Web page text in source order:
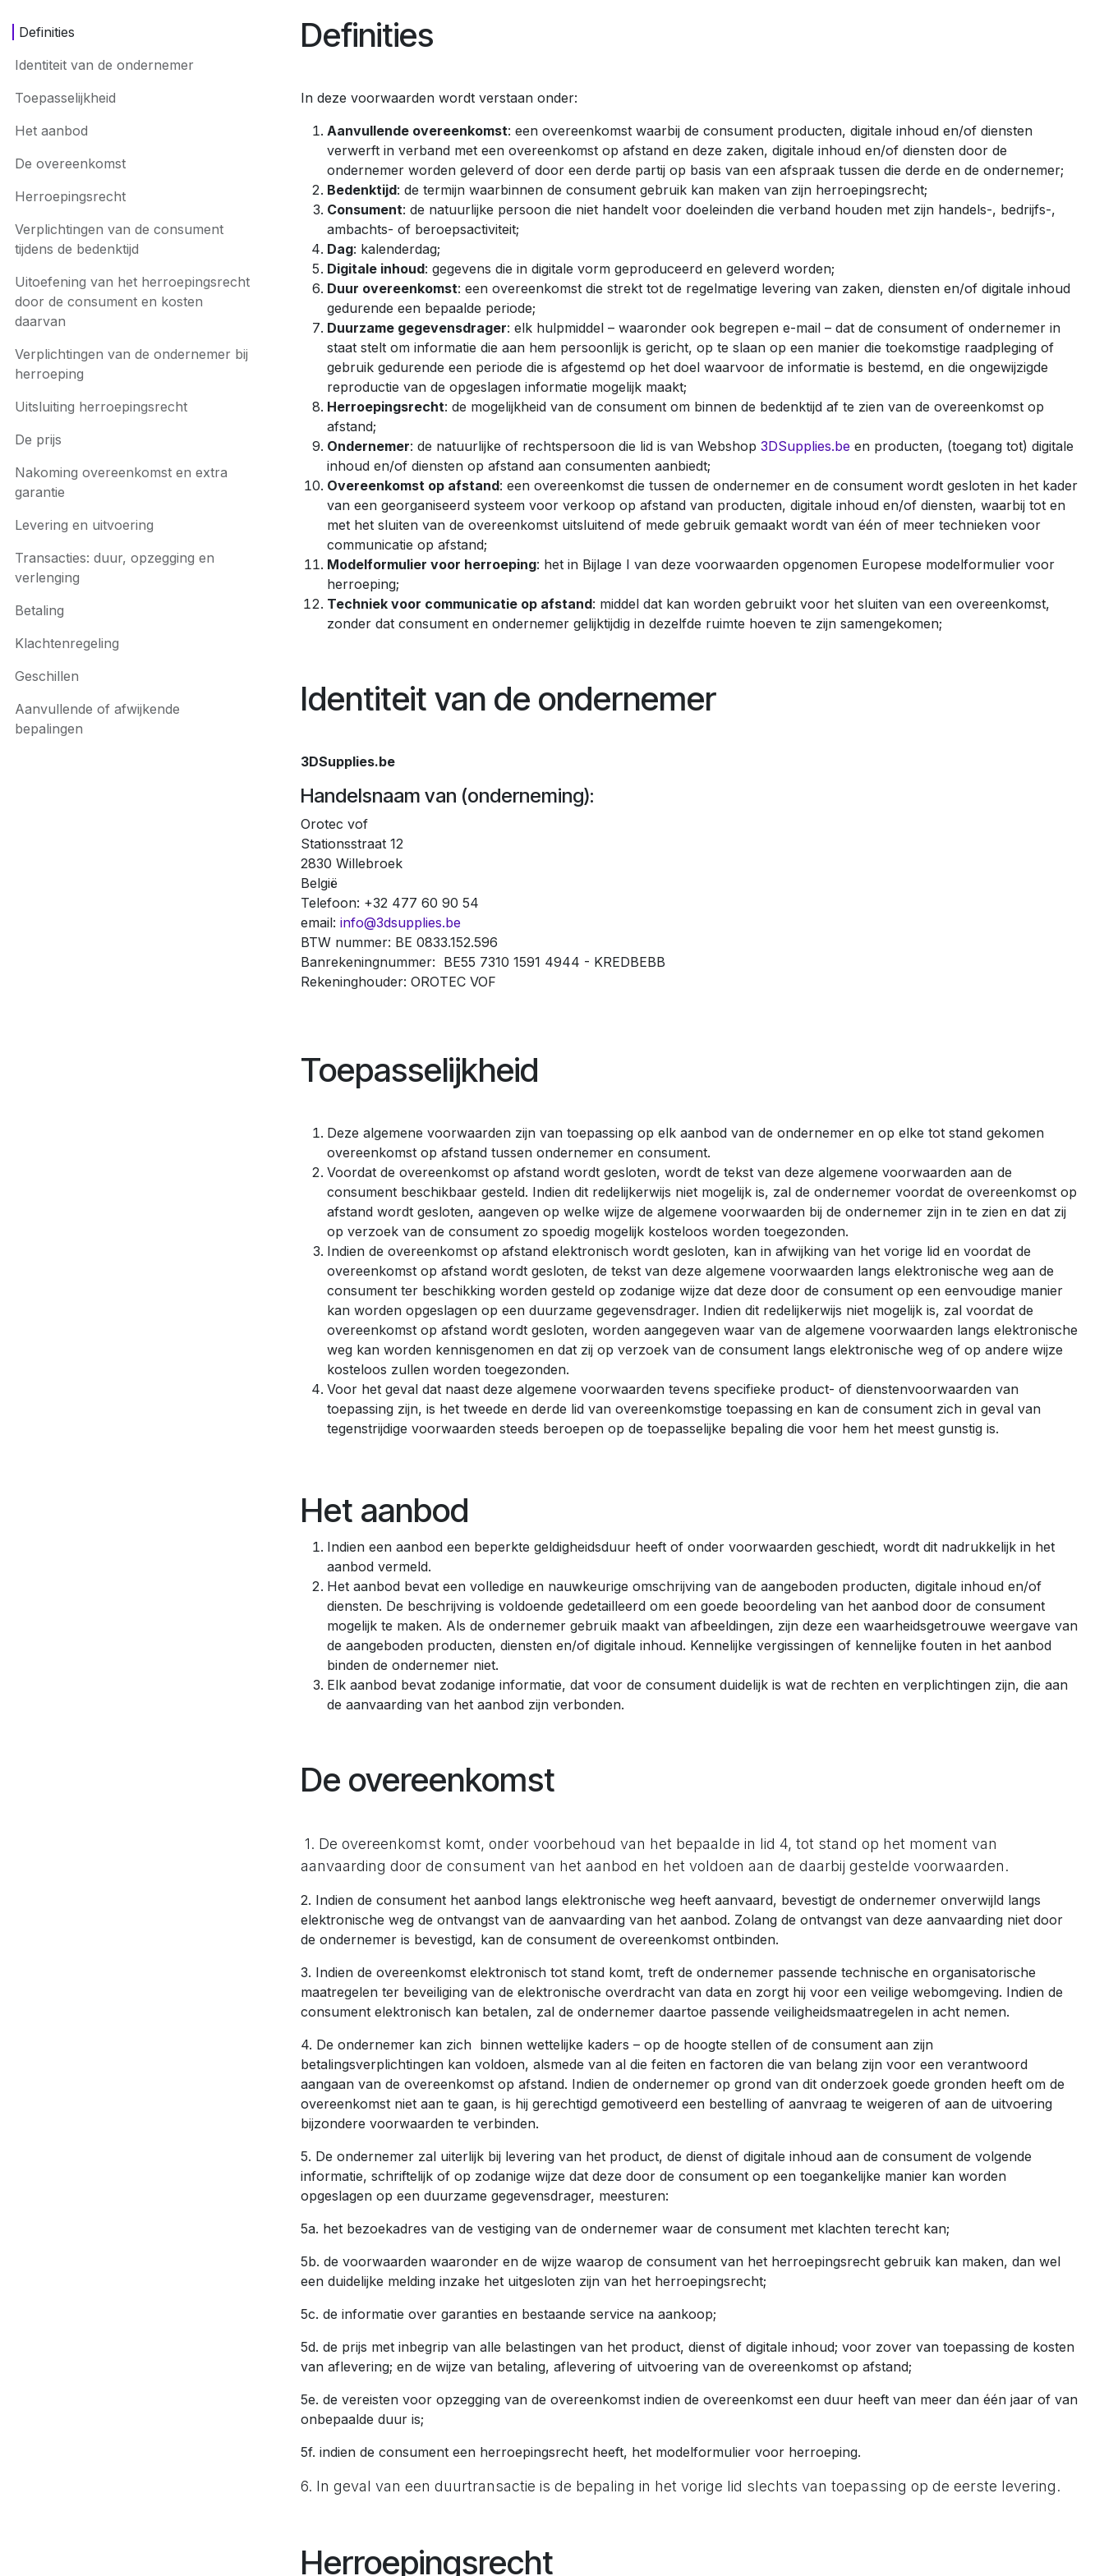
Definities
Identiteit van de ondernemer
Toepasselijkheid
Het aanbod
De overeenkomst
Herroepingsrecht
Verplichtingen van de consument
tijdens de bedenktijd
Uitoefening van het herroepingsrecht
door de consument en kosten
daarvan
Verplichtingen van de ondernemer bij
herroeping
Uitsluiting herroepingsrecht
De prijs
Nakoming overeenkomst en extra
garantie
Levering en uitvoering
Transacties: duur, opzegging en
verlenging
Betaling
Klachtenregeling
Geschillen
Aanvullende of afwijkende
bepalingen
Definities
In deze voorwaarden wordt verstaan onder:
Aanvullende overeenkomst: een overeenkomst waarbij de consument producten, digitale inhoud en/of diensten
verwerft in verband met een overeenkomst op afstand en deze zaken, digitale inhoud en/of diensten door de
ondernemer worden geleverd of door een derde partij op basis van een afspraak tussen die derde en de ondernemer;
Bedenktijd: de termijn waarbinnen de consument gebruik kan maken van zijn herroepingsrecht;
Consument: de natuurlijke persoon die niet handelt voor doeleinden die verband houden met zijn handels-, bedrijfs-,
ambachts- of beroepsactiviteit;
Dag: kalenderdag;
Digitale inhoud: gegevens die in digitale vorm geproduceerd en geleverd worden;
Duur overeenkomst: een overeenkomst die strekt tot de regelmatige levering van zaken, diensten en/of digitale inhoud
gedurende een bepaalde periode;
Duurzame gegevensdrager: elk hulpmiddel – waaronder ook begrepen e-mail – dat de consument of ondernemer in
staat stelt om informatie die aan hem persoonlijk is gericht, op te slaan op een manier die toekomstige raadpleging of
gebruik gedurende een periode die is afgestemd op het doel waarvoor de informatie is bestemd, en die ongewijzigde
reproductie van de opgeslagen informatie mogelijk maakt;
Herroepingsrecht: de mogelijkheid van de consument om binnen de bedenktijd af te zien van de overeenkomst op
afstand;
Ondernemer: de natuurlijke of rechtspersoon die lid is van Webshop 3DSupplies.be en producten, (toegang tot) digitale
inhoud en/of diensten op afstand aan consumenten aanbiedt;
Overeenkomst op afstand: een overeenkomst die tussen de ondernemer en de consument wordt gesloten in het kader
van een georganiseerd systeem voor verkoop op afstand van producten, digitale inhoud en/of diensten, waarbij tot en
met het sluiten van de overeenkomst uitsluitend of mede gebruik gemaakt wordt van één of meer technieken voor
communicatie op afstand;
Modelformulier voor herroeping: het in Bijlage I van deze voorwaarden opgenomen Europese modelformulier voor
herroeping;
Techniek voor communicatie op afstand: middel dat kan worden gebruikt voor het sluiten van een overeenkomst,
zonder dat consument en ondernemer gelijktijdig in dezelfde ruimte hoeven te zijn samengekomen;
Identiteit van de ondernemer
3DSupplies.be
Handelsnaam van (onderneming):
Orotec vof
Stationsstraat 12
2830 Willebroek
België
Telefoon: +32 477 60 90 54
email: info@3dsupplies.be
BTW nummer: BE 0833.152.596
Banrekeningnummer: BE55 7310 1591 4944 - KREDBEBB
Rekeninghouder: OROTEC VOF
Toepasselijkheid
Deze algemene voorwaarden zijn van toepassing op elk aanbod van de ondernemer en op elke tot stand gekomen
overeenkomst op afstand tussen ondernemer en consument.
Voordat de overeenkomst op afstand wordt gesloten, wordt de tekst van deze algemene voorwaarden aan de
consument beschikbaar gesteld. Indien dit redelijkerwijs niet mogelijk is, zal de ondernemer voordat de overeenkomst op
afstand wordt gesloten, aangeven op welke wijze de algemene voorwaarden bij de ondernemer zijn in te zien en dat zij
op verzoek van de consument zo spoedig mogelijk kosteloos worden toegezonden.
Indien de overeenkomst op afstand elektronisch wordt gesloten, kan in afwijking van het vorige lid en voordat de
overeenkomst op afstand wordt gesloten, de tekst van deze algemene voorwaarden langs elektronische weg aan de
consument ter beschikking worden gesteld op zodanige wijze dat deze door de consument op een eenvoudige manier
kan worden opgeslagen op een duurzame gegevensdrager. Indien dit redelijkerwijs niet mogelijk is, zal voordat de
overeenkomst op afstand wordt gesloten, worden aangegeven waar van de algemene voorwaarden langs elektronische
weg kan worden kennisgenomen en dat zij op verzoek van de consument langs elektronische weg of op andere wijze
kosteloos zullen worden toegezonden.
Voor het geval dat naast deze algemene voorwaarden tevens specifieke product- of dienstenvoorwaarden van
toepassing zijn, is het tweede en derde lid van overeenkomstige toepassing en kan de consument zich in geval van
tegenstrijdige voorwaarden steeds beroepen op de toepasselijke bepaling die voor hem het meest gunstig is.
Het aanbod
Indien een aanbod een beperkte geldigheidsduur heeft of onder voorwaarden geschiedt, wordt dit nadrukkelijk in het
aanbod vermeld.
Het aanbod bevat een volledige en nauwkeurige omschrijving van de aangeboden producten, digitale inhoud en/of
diensten. De beschrijving is voldoende gedetailleerd om een goede beoordeling van het aanbod door de consument
mogelijk te maken. Als de ondernemer gebruik maakt van afbeeldingen, zijn deze een waarheidsgetrouwe weergave van
de aangeboden producten, diensten en/of digitale inhoud. Kennelijke vergissingen of kennelijke fouten in het aanbod
binden de ondernemer niet.
Elk aanbod bevat zodanige informatie, dat voor de consument duidelijk is wat de rechten en verplichtingen zijn, die aan
de aanvaarding van het aanbod zijn verbonden.
De overeenkomst
1. De overeenkomst komt, onder voorbehoud van het bepaalde in lid 4, tot stand op het moment van
aanvaarding door de consument van het aanbod en het voldoen aan de daarbij gestelde voorwaarden.
2. Indien de consument het aanbod langs elektronische weg heeft aanvaard, bevestigt de ondernemer onverwijld langs
elektronische weg de ontvangst van de aanvaarding van het aanbod. Zolang de ontvangst van deze aanvaarding niet door
de ondernemer is bevestigd, kan de consument de overeenkomst ontbinden.
3. Indien de overeenkomst elektronisch tot stand komt, treft de ondernemer passende technische en organisatorische
maatregelen ter beveiliging van de elektronische overdracht van data en zorgt hij voor een veilige webomgeving. Indien de
consument elektronisch kan betalen, zal de ondernemer daartoe passende veiligheidsmaatregelen in acht nemen.
4. De ondernemer kan zich binnen wettelijke kaders – op de hoogte stellen of de consument aan zijn
betalingsverplichtingen kan voldoen, alsmede van al die feiten en factoren die van belang zijn voor een verantwoord
aangaan van de overeenkomst op afstand. Indien de ondernemer op grond van dit onderzoek goede gronden heeft om de
overeenkomst niet aan te gaan, is hij gerechtigd gemotiveerd een bestelling of aanvraag te weigeren of aan de uitvoering
bijzondere voorwaarden te verbinden.
5. De ondernemer zal uiterlijk bij levering van het product, de dienst of digitale inhoud aan de consument de volgende
informatie, schriftelijk of op zodanige wijze dat deze door de consument op een toegankelijke manier kan worden
opgeslagen op een duurzame gegevensdrager, meesturen:
5a. het bezoekadres van de vestiging van de ondernemer waar de consument met klachten terecht kan;
5b. de voorwaarden waaronder en de wijze waarop de consument van het herroepingsrecht gebruik kan maken, dan wel
een duidelijke melding inzake het uitgesloten zijn van het herroepingsrecht;
5c. de informatie over garanties en bestaande service na aankoop;
5d. de prijs met inbegrip van alle belastingen van het product, dienst of digitale inhoud; voor zover van toepassing de kosten
van aflevering; en de wijze van betaling, aflevering of uitvoering van de overeenkomst op afstand;
5e. de vereisten voor opzegging van de overeenkomst indien de overeenkomst een duur heeft van meer dan één jaar of van
onbepaalde duur is;
5f. indien de consument een herroepingsrecht heeft, het modelformulier voor herroeping.
6. In geval van een duurtransactie is de bepaling in het vorige lid slechts van toepassing op de eerste levering.
Herroepingsrecht